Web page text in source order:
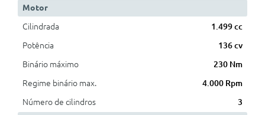
Motor
Cilindrada
1.499 cc
Potência
136 cv
Binário máximo
230 Nm
Regime binário max.
4.000 Rpm
Número de cilindros
3